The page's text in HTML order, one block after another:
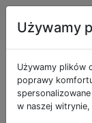
Używamy
Używamy plików
poprawy
w naszej